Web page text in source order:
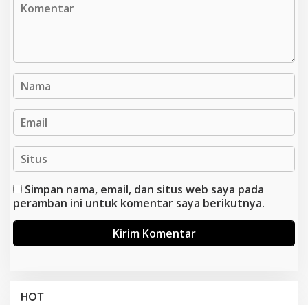
Simpan nama, email, dan situs web saya pada
peramban ini untuk komentar saya berikutnya.
HOT